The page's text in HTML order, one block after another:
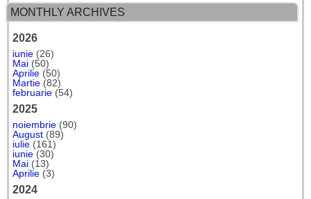
MONTHLY ARCHIVES
2026
iunie (26)
Mai (50)
Aprilie (50)
Martie (82)
februarie (54)
2025
noiembrie (90)
August (89)
iulie (161)
iunie (30)
Mai (13)
Aprilie (3)
2024